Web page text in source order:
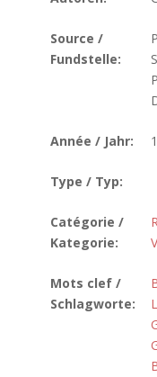
Source /
Fundstelle:
Année / Jahr:
Type / Typ:
Catégorie /
Kategorie:
Mots clef /
Schlagworte: